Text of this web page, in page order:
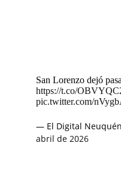
San Lorenzo dejó
https://t.co/
pic.twitter.com/
— El Digital
abril de 2026